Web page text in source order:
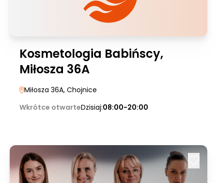
Kosmetologia Babińscy,
Miłosza 36A
Miłosza 36A, Chojnice
Wkrótce otwarteDzisiaj:08:00-20:00